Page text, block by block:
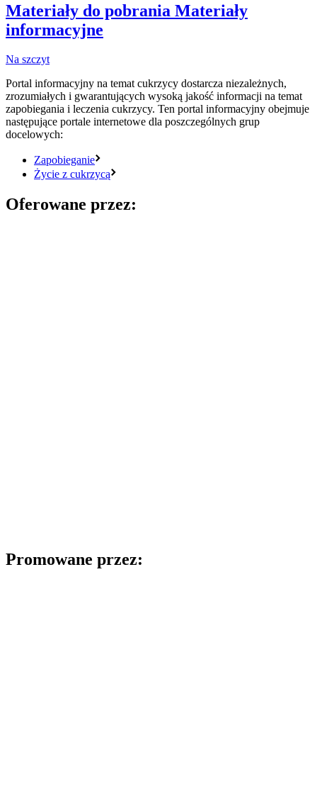
Materiały do pobrania Materiały
informacyjne
Na szczyt
Portal informacyjny na temat cukrzycy dostarcza niezależnych,
zrozumiałych i gwarantujących wysoką jakość informacji na temat
zapobiegania i leczenia cukrzycy. Ten portal informacyjny obejmuje
następujące portale internetowe dla poszczególnych grup
docelowych:
Zapobieganie
Życie z cukrzycą
Oferowane przez:
Promowane przez: